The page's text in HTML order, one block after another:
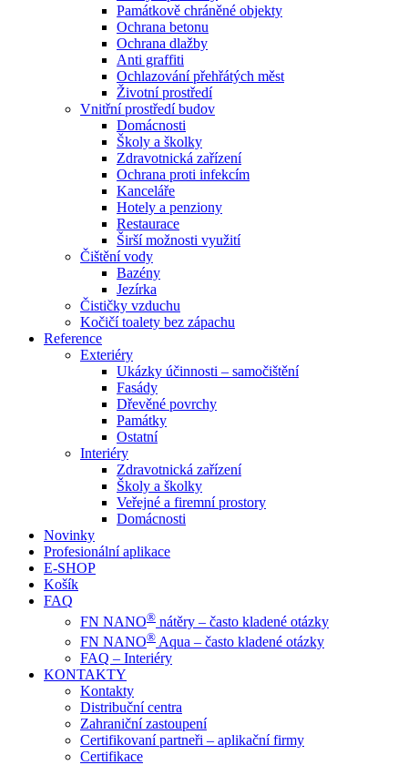
Památkově chráněné objekty
Ochrana betonu
Ochrana dlažby
Anti graffiti
Ochlazování přehřátých měst
Životní prostředí
Vnitřní prostředí budov
Domácnosti
Školy a školky
Zdravotnická zařízení
Ochrana proti infekcím
Kanceláře
Hotely a penziony
Restaurace
Širší možnosti využití
Čištění vody
Bazény
Jezírka
Čističky vzduchu
Kočičí toalety bez zápachu
Reference
Exteriéry
Ukázky účinnosti – samočištění
Fasády
Dřevěné povrchy
Památky
Ostatní
Interiéry
Zdravotnická zařízení
Školy a školky
Veřejné a firemní prostory
Domácnosti
Novinky
Profesionální aplikace
E-SHOP
Košík
FAQ
FN NANO® nátěry – často kladené otázky
FN NANO® Aqua – často kladené otázky
FAQ – Interiéry
KONTAKTY
Kontakty
Distribuční centra
Zahraniční zastoupení
Certifikovaní partneři – aplikační firmy
Certifikace